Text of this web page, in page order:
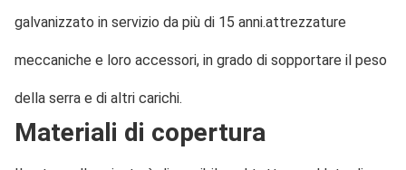
galvanizzato in servizio da più di 15 anni.attrezzature
meccaniche e loro accessori, in grado di sopportare il peso
della serra e di altri carichi.
Materiali di copertura